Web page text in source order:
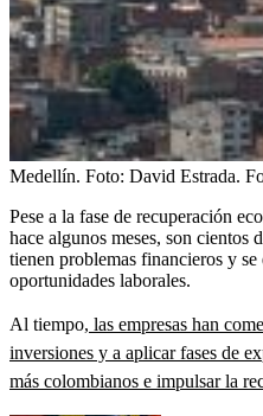
Medellín. Foto: David Estrada.
Pese a la fase de recuperación
hace algunos meses, son cientos
tienen problemas financieros y se
oportunidades laborales.
Al tiempo, las empresas han
inversiones y a aplicar fases de
más colombianos e impulsar la